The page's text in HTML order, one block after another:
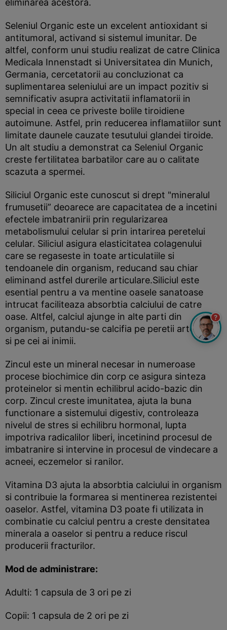
Seleniul Organic este un excelent antioxidant si
antitumoral, activand si sistemul imunitar. De
altfel, conform unui studiu realizat de catre Clinica
Medicala Innenstadt si Universitatea din Munich,
Germania, cercetatorii au concluzionat ca
suplimentarea seleniului are un impact pozitiv si
semnificativ asupra activitatii inflamatorii in
special in ceea ce priveste bolile tiroidiene
autoimune. Astfel, prin reducerea inflamatiilor sunt
limitate daunele cauzate tesutului glandei tiroide.
Un alt studiu a demonstrat ca Seleniul Organic
creste fertilitatea barbatilor care au o calitate
scazuta a spermei.
Siliciul Organic este cunoscut si drept "mineralul
frumusetii” deoarece are capacitatea de a incetini
efectele imbatranirii prin regularizarea
metabolismului celular si prin intarirea peretelui
celular. Siliciul asigura elasticitatea colagenului
care se regaseste in toate articulatiile si
tendoanele din organism, reducand sau chiar
eliminand astfel durerile articulare.Siliciul este
esential pentru a va mentine oasele sanatoase
intrucat faciliteaza absorbtia calciului de catre
oase. Altfel, calciul ajunge in alte parti din
organism, putandu-se calcifia pe peretii arterelor
si pe cei ai inimii.
Zincul este un mineral necesar in numeroase
procese biochimice din corp ce asigura sinteza
proteinelor si mentin echilibrul acido-bazic din
corp. Zincul creste imunitatea, ajuta la buna
functionare a sistemului digestiv, controleaza
nivelul de stres si echilibru hormonal, lupta
impotriva radicalilor liberi, incetinind procesul de
imbatranire si intervine in procesul de vindecare a
acneei, eczemelor si ranilor.
Vitamina D3 ajuta la absorbtia calciului in organism
si contribuie la formarea si mentinerea rezistentei
oaselor. Astfel, vitamina D3 poate fi utilizata in
combinatie cu calciul pentru a creste densitatea
minerala a oaselor si pentru a reduce riscul
producerii fracturilor.
Mod de administrare:
Adulti: 1 capsula de 3 ori pe zi
Copii: 1 capsula de 2 ori pe zi
?